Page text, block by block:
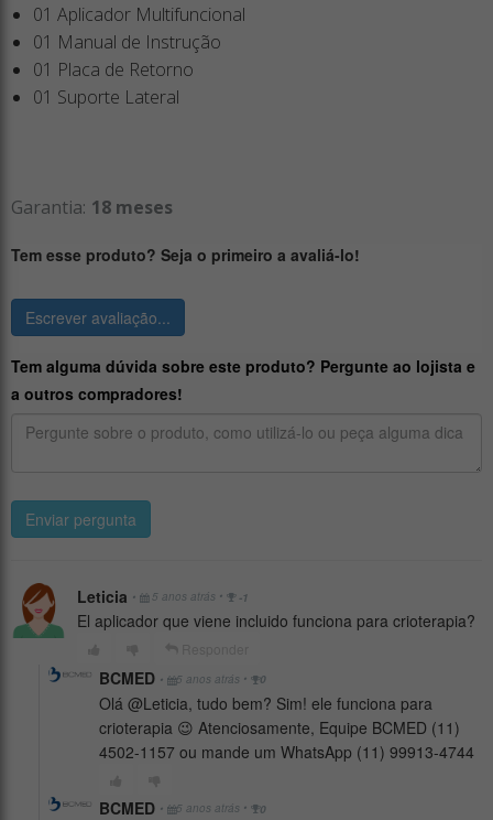
01 Aplicador Multifuncional
01 Manual de Instrução
01 Placa de Retorno
01 Suporte Lateral
Garantia: 18 meses
Tem esse produto? Seja o primeiro a avaliá-lo!
Escrever avaliação...
Tem alguma dúvida sobre este produto? Pergunte ao lojista e
a outros compradores!
Enviar pergunta
Leticia • 5 anos atrás • -1
El aplicador que viene incluido funciona para crioterapia?
BCMED • 5 anos atrás • 0
Olá @Leticia, tudo bem? Sim! ele funciona para
crioterapia 😉 Atenciosamente, Equipe BCMED (11)
4502-1157 ou mande um WhatsApp (11) 99913-4744
BCMED • 5 anos atrás • 0